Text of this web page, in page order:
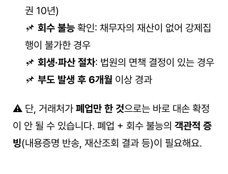
권 10년)
📌 회수 불능 확인: 채무자의 재산이 없어 강제집
행이 불가한 경우
📌 회생·파산 절차: 법원의 면책 결정이 있는 경우
📌 부도 발생 후 6개월 이상 경과
⚠️ 단, 거래처가 폐업만 한 것으로는 바로 대손 확정
이 안 될 수 있습니다. 폐업 + 회수 불능의 객관적 증
빙(내용증명 반송, 재산조회 결과 등)이 필요해요.